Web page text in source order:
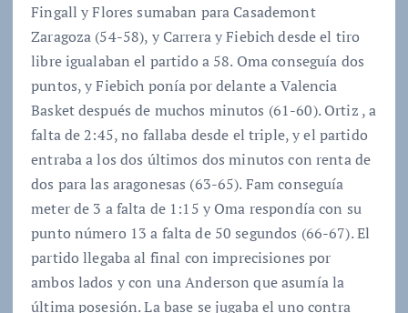
Fingall y Flores sumaban para Casademont
Zaragoza (54-58), y Carrera y Fiebich desde el tiro
libre igualaban el partido a 58. Oma conseguía dos
puntos, y Fiebich ponía por delante a Valencia
Basket después de muchos minutos (61-60). Ortiz , a
falta de 2:45, no fallaba desde el triple, y el partido
entraba a los dos últimos dos minutos con renta de
dos para las aragonesas (63-65). Fam conseguía
meter de 3 a falta de 1:15 y Oma respondía con su
punto número 13 a falta de 50 segundos (66-67). El
partido llegaba al final con imprecisiones por
ambos lados y con una Anderson que asumía la
última posesión. La base se jugaba el uno contra